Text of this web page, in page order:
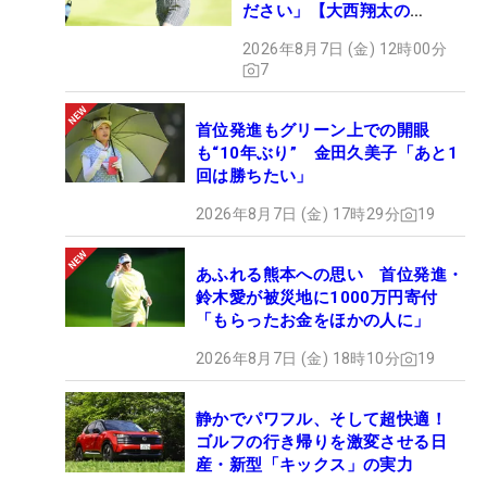
ださい」【大西翔太の
2026年8月7日 (金) 12時00分
7
首位発進もグリーン上での開眼
も“10年ぶり” 金田久美子「あと1
回は勝ちたい」
2026年8月7日 (金) 17時29分 19
あふれる熊本への思い 首位発進・
鈴木愛が被災地に1000万円寄付
「もらったお金をほかの人に」
2026年8月7日 (金) 18時10分 19
静かでパワフル、そして超快適！
ゴルフの行き帰りを激変させる日
産・新型「キックス」の実力